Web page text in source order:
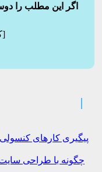
اگر این مطلب را
]
پیگیری کارهای کنسولی
چگونه با طراحی